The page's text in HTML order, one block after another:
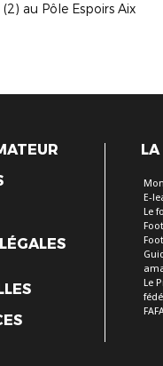
au Pôle Espoirs Aix
LA
E-
Le
Le